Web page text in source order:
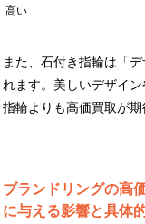
高い
また、石付き指輪は「
れます。美しいデザイ
指輪よりも高価買取が期
ブランドリングの高
に与える影響と具体